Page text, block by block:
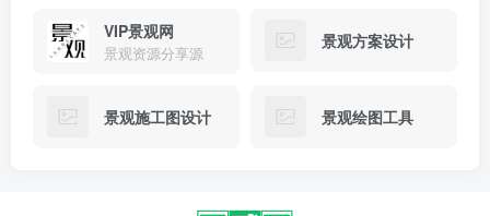
VIP景观网
景观资源分享源
景观方案设计
景观施工图设计 景观绘图工具